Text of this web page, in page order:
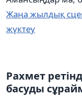
Жаңа жылдық
жүктеу
Рахмет
басуды